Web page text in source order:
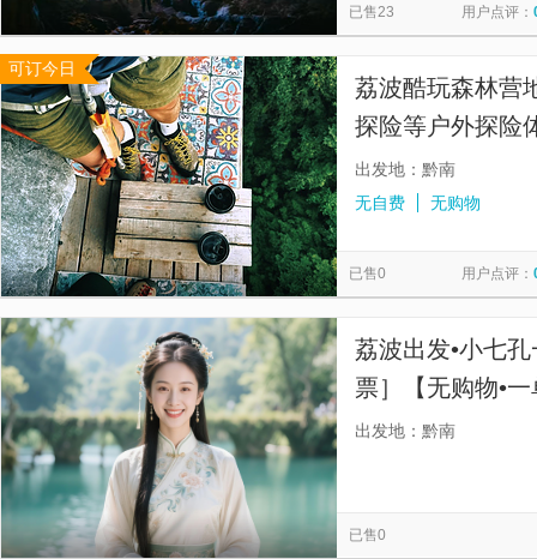
已售23 用户点评：
可订今日
荔波酷玩森林营
探险等户外探险
出发地：黔南
无自费
无购物
已售0 用户点评：
荔波出发•小七
票］【无购物•
出发地：黔南
已售0